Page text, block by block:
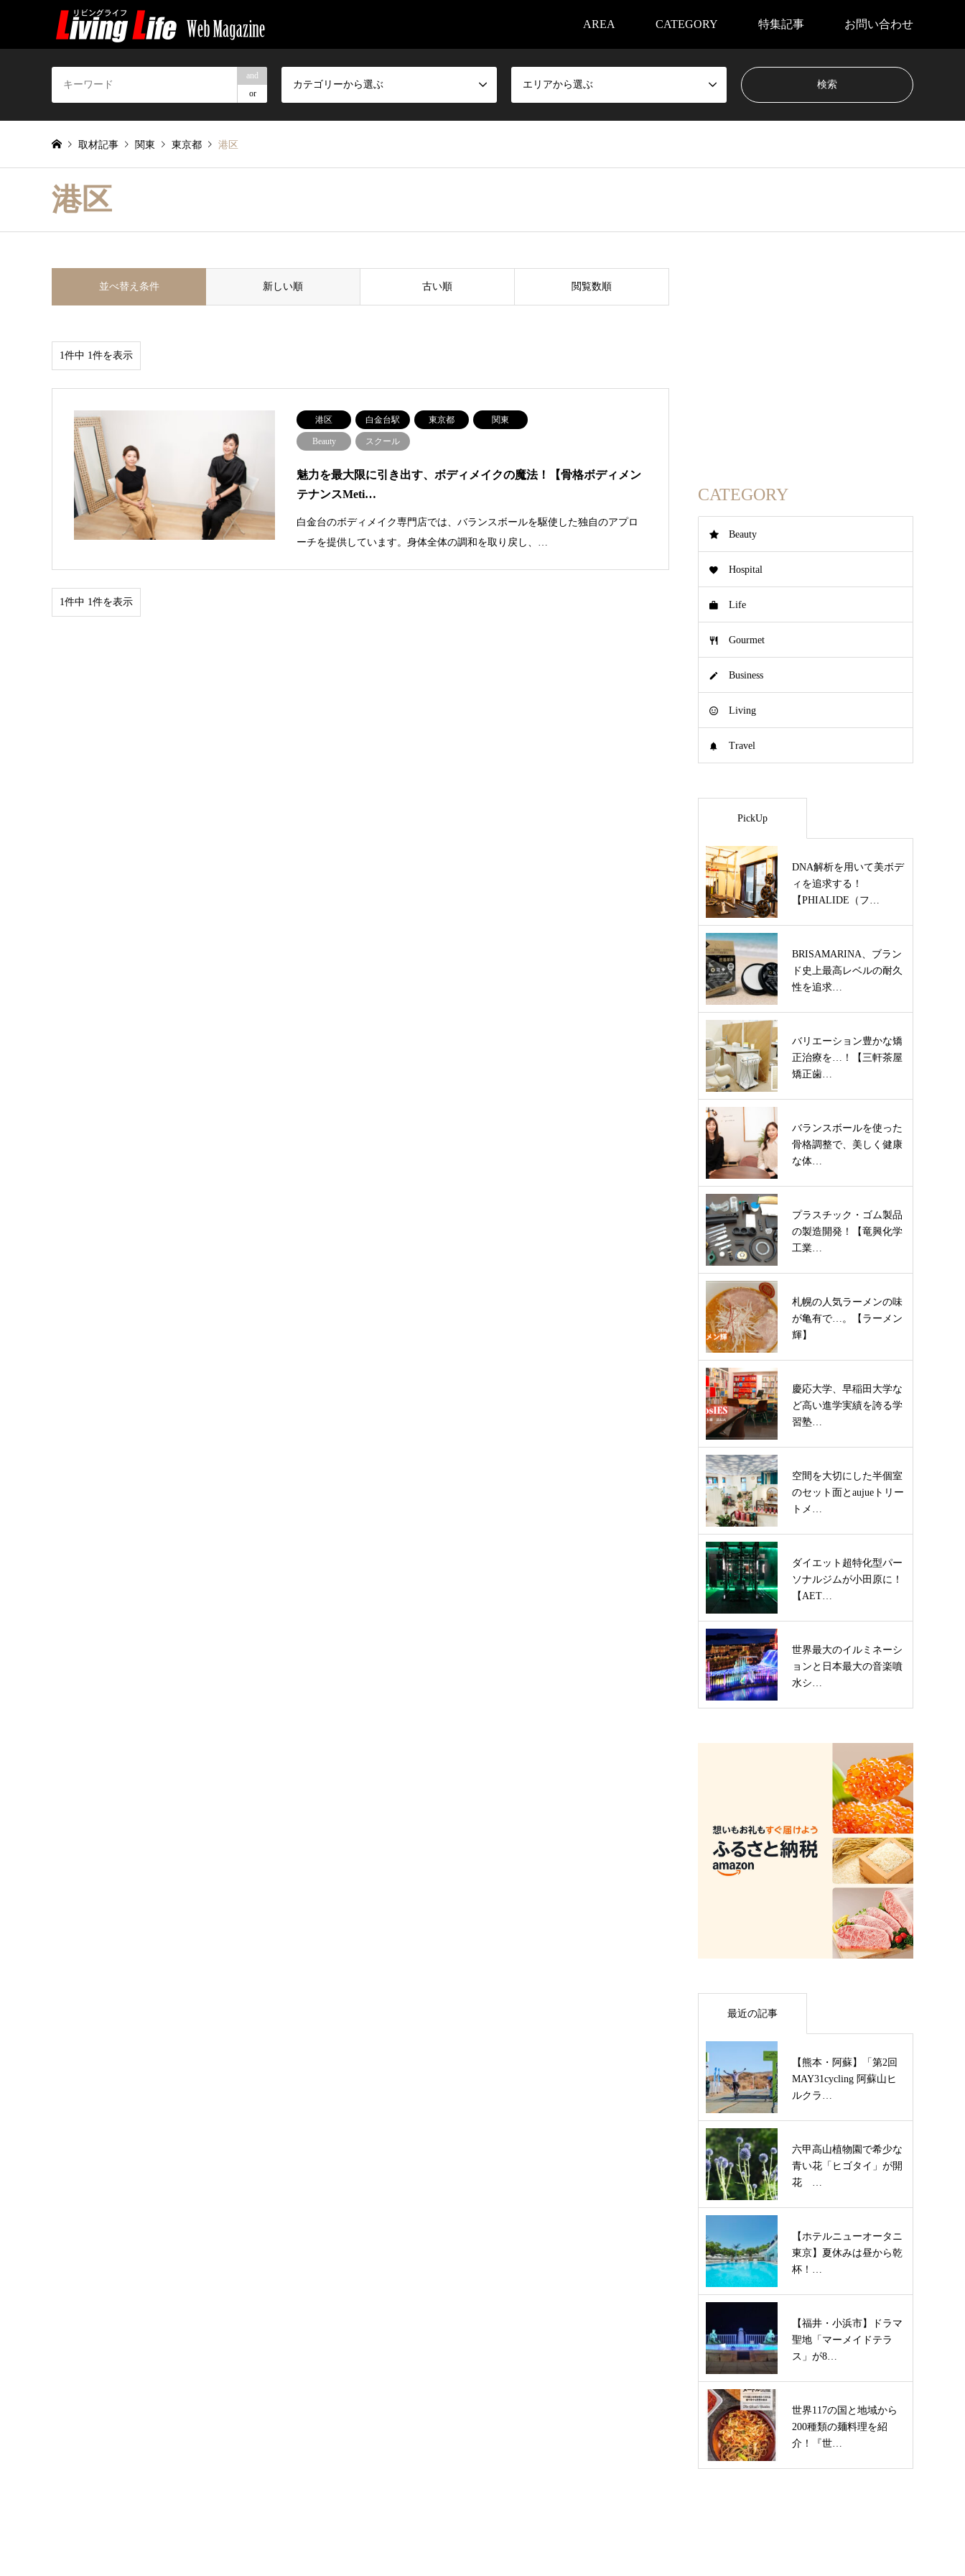
AREA CATEGORY 特集記事 お問い合わせ
and
or
カテゴリーから選ぶ エリアから選ぶ
取材記事 関東 東京都 港区
港区
並べ替え条件 新しい順 古い順 閲覧数順
1件中 1件を表示
港区 白金台駅 東京都 関東
Beauty スクール
魅力を最大限に引き出す、ボディメイクの魔法！【骨格ボディメン
テナンスMeti…
白金台のボディメイク専門店では、バランスボールを駆使した独自のアプロ
ーチを提供しています。身体全体の調和を取り戻し、…
1件中 1件を表示
CATEGORY
Beauty
Hospital
Life
Gourmet
Business
Living
Travel
PickUp
DNA解析を用いて美ボデ
ィを追求する！
【PHIALIDE（フ…
BRISAMARINA、ブラン
ド史上最高レベルの耐久
性を追求…
バリエーション豊かな矯
正治療を…！【三軒茶屋
矯正歯…
バランスボールを使った
骨格調整で、美しく健康
な体…
プラスチック・ゴム製品
の製造開発！【竜興化学
工業…
札幌の人気ラーメンの味
が亀有で…。【ラーメン
輝】
慶応大学、早稲田大学な
ど高い進学実績を誇る学
習塾…
空間を大切にした半個室
のセット面とaujueトリー
トメ…
ダイエット超特化型パー
ソナルジムが小田原に！
【AET…
世界最大のイルミネーシ
ョンと日本最大の音楽噴
水シ…
最近の記事
【熊本・阿蘇】「第2回
MAY31cycling 阿蘇山ヒ
ルクラ…
六甲高山植物園で希少な
青い花「ヒゴタイ」が開
花 …
【ホテルニューオータニ
東京】夏休みは昼から乾
杯！…
【福井・小浜市】ドラマ
聖地「マーメイドテラ
ス」が8…
世界117の国と地域から
200種類の麺料理を紹
介！『世…